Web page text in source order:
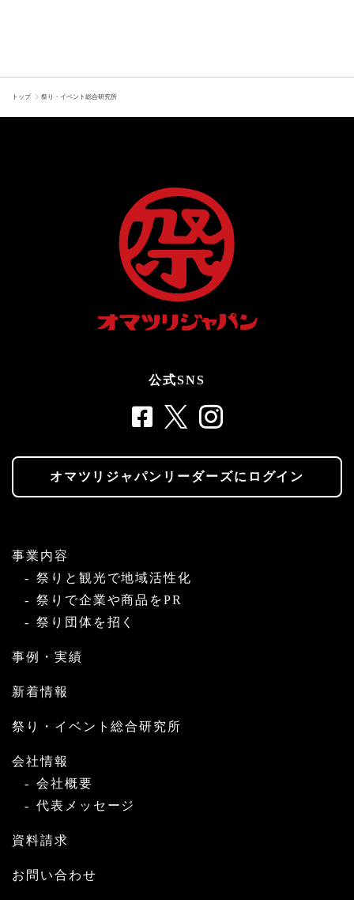
トップ 祭り・イベント総合研究所
公式SNS
オマツリジャパンリーダーズにログイン
事業内容
祭りと観光で地域活性化
祭りで企業や商品をPR
祭り団体を招く
事例・実績
新着情報
祭り・イベント総合研究所
会社情報
会社概要
代表メッセージ
資料請求
お問い合わせ